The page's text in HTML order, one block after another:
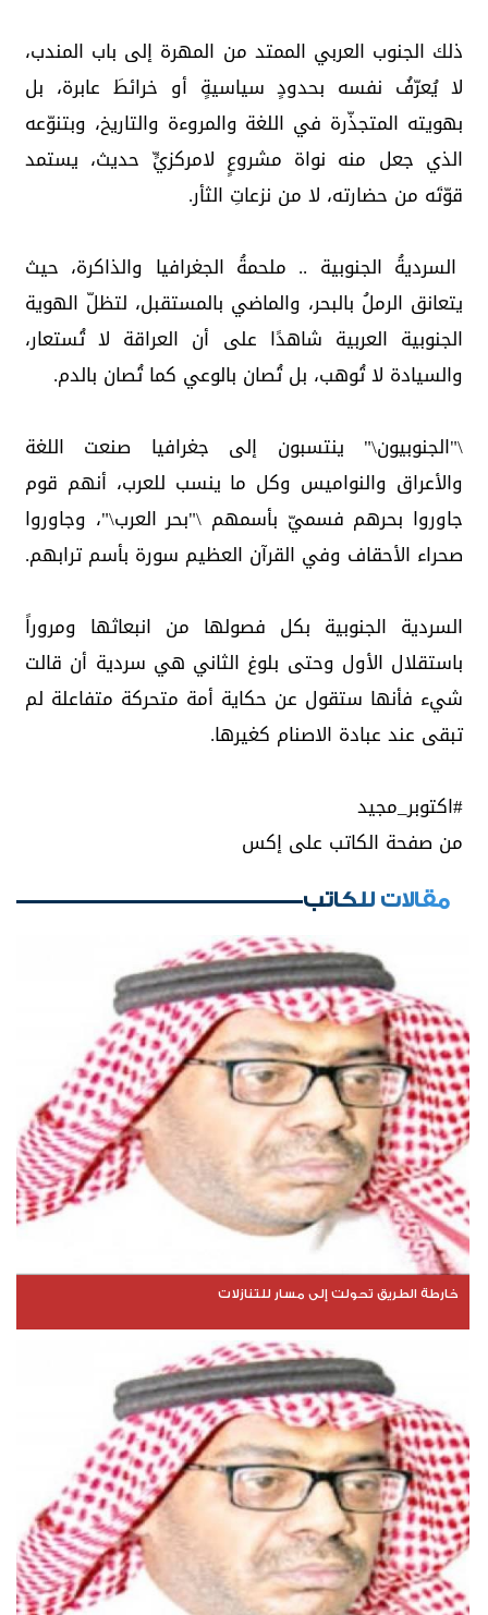
ذلك الجنوب العربي الممتد من المهرة إلى باب المندب،
لا يُعرّفُ نفسه بحدودٍ سياسيةٍ أو خرائطَ عابرة، بل
بهويته المتجذّرة في اللغة والمروءة والتاريخ، وبتنوّعه
الذي جعل منه نواة مشروعٍ لامركزيٍّ حديث، يستمد
قوّتَه من حضارته، لا من نزعاتِ الثأر.
السرديةُ الجنوبية .. ملحمةُ الجغرافيا والذاكرة، حيث
يتعانق الرملُ بالبحر، والماضي بالمستقبل، لتظلّ الهوية
الجنوبية العربية شاهدًا على أن العراقة لا تُستعار،
والسيادة لا تُوهب، بل تُصان بالوعي كما تُصان بالدم.
\"الجنوبيون\" ينتسبون إلى جغرافيا صنعت اللغة
والأعراق والنواميس وكل ما ينسب للعرب، أنهم قوم
جاوروا بحرهم فسميّ بأسمهم \"بحر العرب\"، وجاوروا
صحراء الأحقاف وفي القرآن العظيم سورة بأسم ترابهم.
السردية الجنوبية بكل فصولها من انبعاثها ومروراً
باستقلال الأول وحتى بلوغ الثاني هي سردية أن قالت
شيء فأنها ستقول عن حكاية أمة متحركة متفاعلة لم
تبقى عند عبادة الاصنام كغيرها.
من صفحة الكاتب على إكس
مقالات للكاتب
خارطة الطريق تحولت إلى مسار للتنازلات